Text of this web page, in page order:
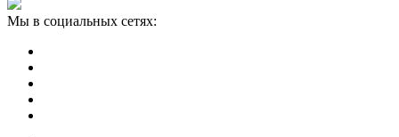
Мы в социальных сетях: